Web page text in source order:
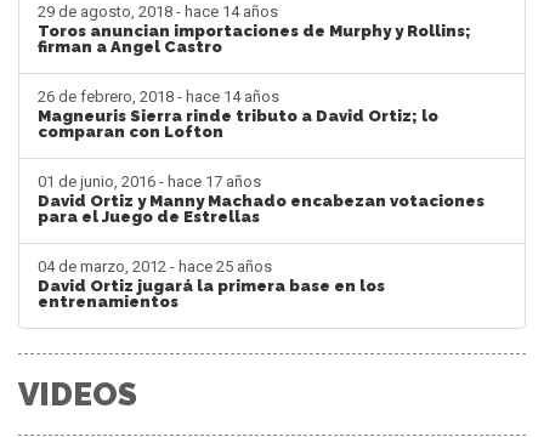
29 de agosto, 2018 - hace 14 años
Toros anuncian importaciones de Murphy y Rollins;
firman a Angel Castro
26 de febrero, 2018 - hace 14 años
Magneuris Sierra rinde tributo a David Ortiz; lo
comparan con Lofton
01 de junio, 2016 - hace 17 años
David Ortiz y Manny Machado encabezan votaciones
para el Juego de Estrellas
04 de marzo, 2012 - hace 25 años
David Ortiz jugará la primera base en los
entrenamientos
VIDEOS